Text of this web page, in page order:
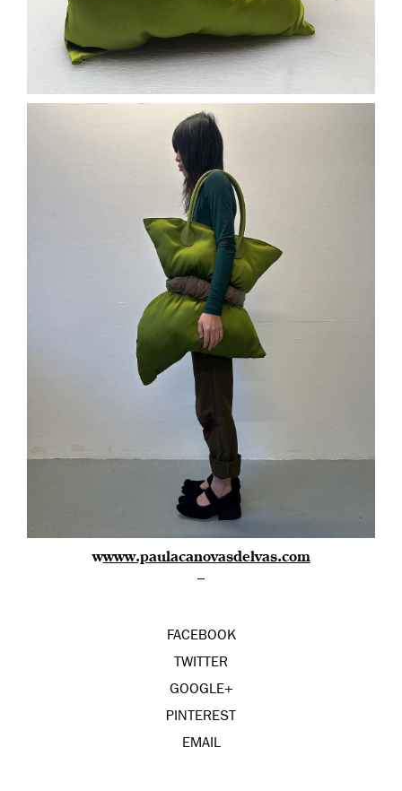
wwww.paulacanovasdelvas.com
–
FACEBOOK
TWITTER
GOOGLE+
PINTEREST
EMAIL